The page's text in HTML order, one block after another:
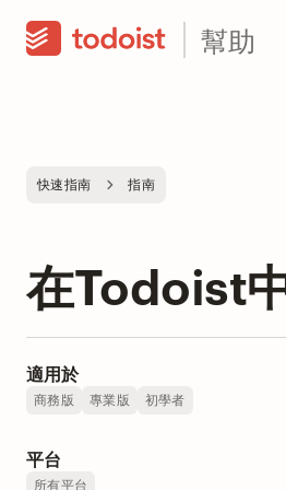
幫助
快速指南 指南
在Todoist
適用於
商務版 專業版 初學者
平台
所有平台